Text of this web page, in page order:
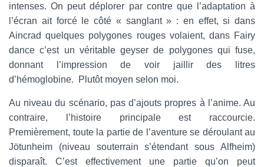
intenses. On peut déplorer par contre que l’adaptation à
l’écran ait forcé le côté « sanglant » : en effet, si dans
Aincrad quelques polygones rouges volaient, dans Fairy
dance c’est un véritable geyser de polygones qui fuse,
donnant l’impression de voir jaillir des litres
d’hémoglobine. Plutôt moyen selon moi.
Au niveau du scénario, pas d’ajouts propres à l’anime. Au
contraire, l’histoire principale est raccourcie.
Premièrement, toute la partie de l’aventure se déroulant au
Jötunheim (niveau souterrain s’étendant sous Alfheim)
disparaît. C’est effectivement une partie qu’on peut